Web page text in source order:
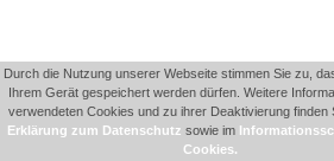
Durch die Nutzung unserer Webseite stimmen Sie zu,
Ihrem Gerät gespeichert werden dürfen. Weitere
verwendeten Cookies und zu ihrer Deaktivierung finden
Erklärung zum Datenschutz sowie im
Cookies.